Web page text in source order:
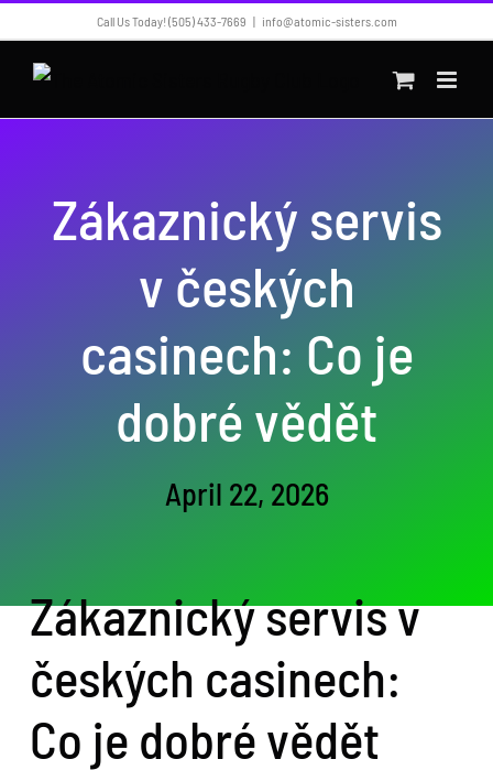
to
content
Call Us Today! ‪(505) 433-7669 | info@atomic-sisters.com
Zákaznický servis
v českých
casinech: Co je
dobré vědět
April 22, 2026
Zákaznický servis v
českých casinech:
Co je dobré vědět